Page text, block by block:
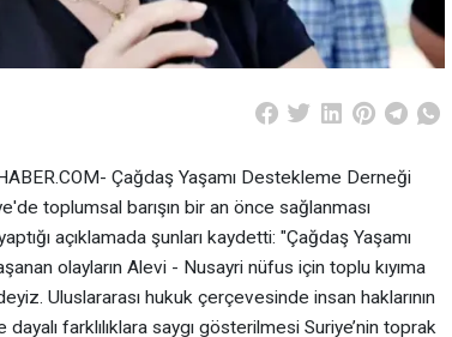
Çağdaş Yaşamı Destekleme Derneği
toplumsal barışın bir an önce sağlanması
açıklamada şunları kaydetti: "Çağdaş Yaşamı
olayların Alevi - Nusayri nüfus için toplu kıyıma
Uluslararası hukuk çerçevesinde insan haklarının
farklılıklara saygı gösterilmesi Suriye’nin toprak